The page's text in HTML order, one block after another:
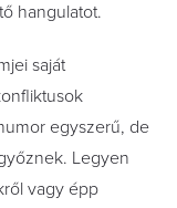
hangulatot.
saját
egyszerű, de
Legyen
vagy épp